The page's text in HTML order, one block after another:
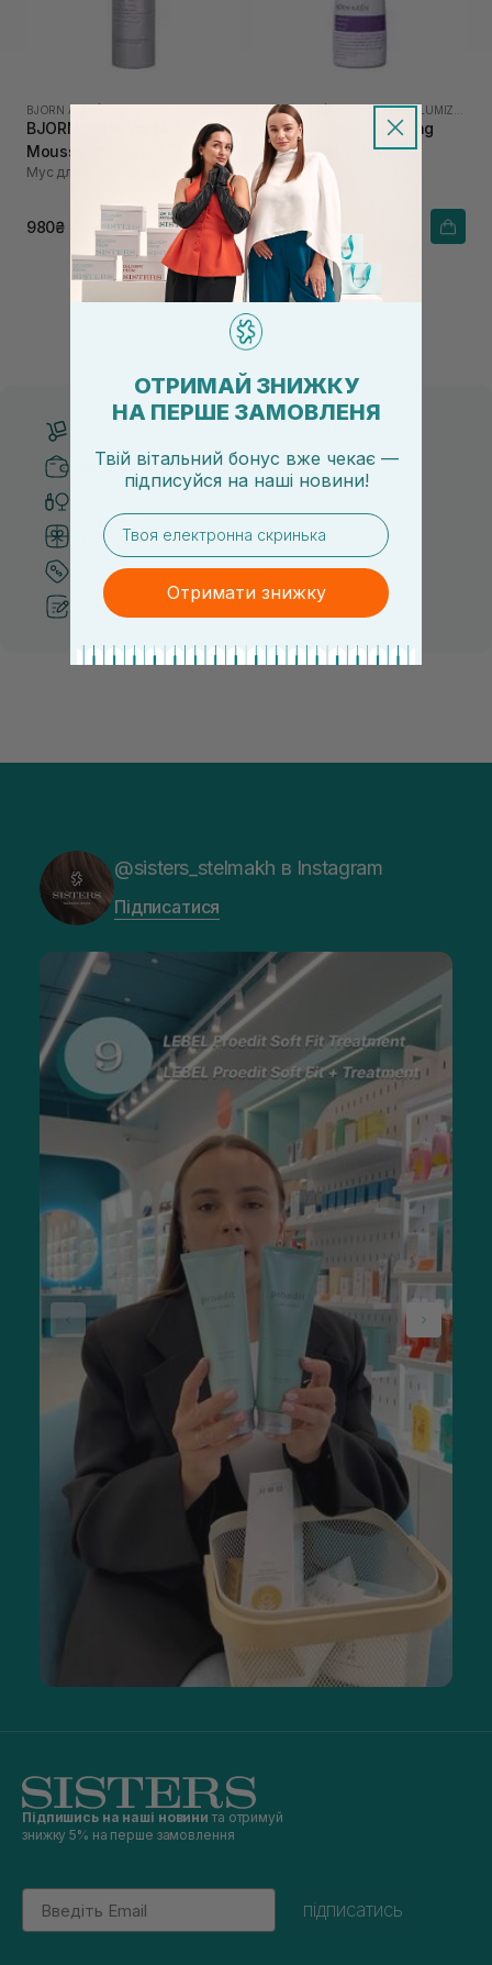
BJORN AXEN
BJORN AXEN Volume
Mousse 200 мл
Мус для об'єму волосся
980₴
BJORN AXEN BJORN AXEN VOLUMIZING
BJORN AXEN Volumizing
Conditioner 250 мл
Кондиціонер для об'єму
волосся
686₴ 980₴
Безпечні способи оплати
Система бонусів та лояльності
Кращі ціни та топ товари
Рекомендації від косметологів
@sisters_stelmakh в Instagram
Підписатися
Підпишись на наші новини та отримуй
знижку 5% на перше замовлення
Email
підписатись
ОТРИМАЙ ЗНИЖКУ
НА ПЕРШЕ ЗАМОВЛЕНЯ
Твій вітальний бонус вже чекає —
підписуйся на наші новини!
email
Отримати знижку